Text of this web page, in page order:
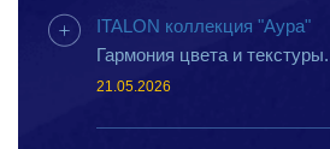
ITALON коллекция "Аура"
Гармония цвета и текстуры.
21.05.2026